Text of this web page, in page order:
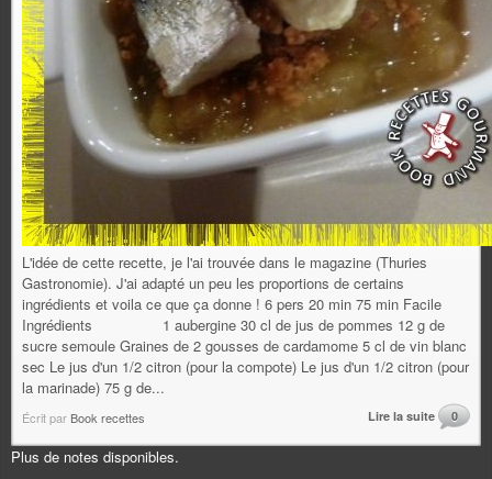
L'idée de cette recette, je l'ai trouvée dans le magazine (Thuries
Gastronomie). J'ai adapté un peu les proportions de certains
ingrédients et voila ce que ça donne ! 6 pers 20 min 75 min Facile
Ingrédients 1 aubergine 30 cl de jus de pommes 12 g de
sucre semoule Graines de 2 gousses de cardamome 5 cl de vin blanc
sec Le jus d'un 1/2 citron (pour la compote) Le jus d'un 1/2 citron (pour
la marinade) 75 g de...
Écrit par Book recettes Lire la suite 0
Plus de notes disponibles.